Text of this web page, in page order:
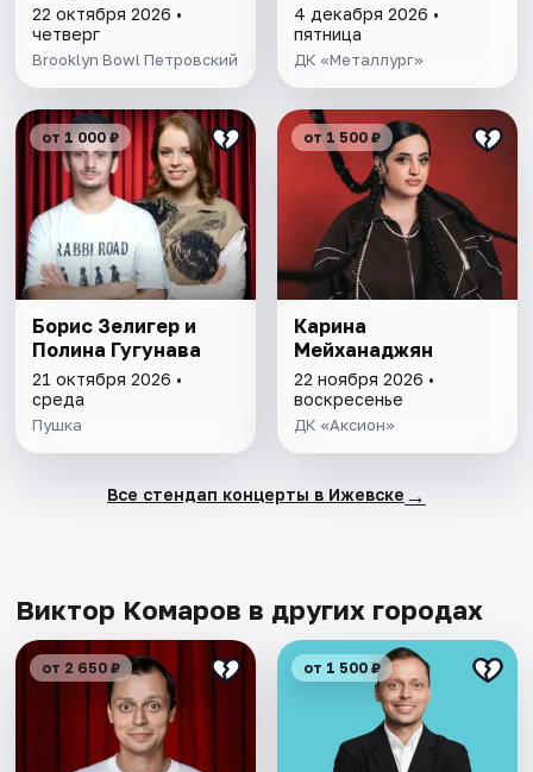
22 октября 2026 •
четверг
Brooklyn Bowl Петровский
4 декабря 2026 •
пятница
ДК «Металлург»
от 1 000 ₽
Борис Зелигер и
Полина Гугунава
21 октября 2026 •
среда
Пушка
от 1 500 ₽
Карина
Мейханаджян
22 ноября 2026 •
воскресенье
ДК «Аксион»
Все стендап концерты в Ижевске →
Виктор Комаров в других городах
от 2 650 ₽ от 1 500 ₽